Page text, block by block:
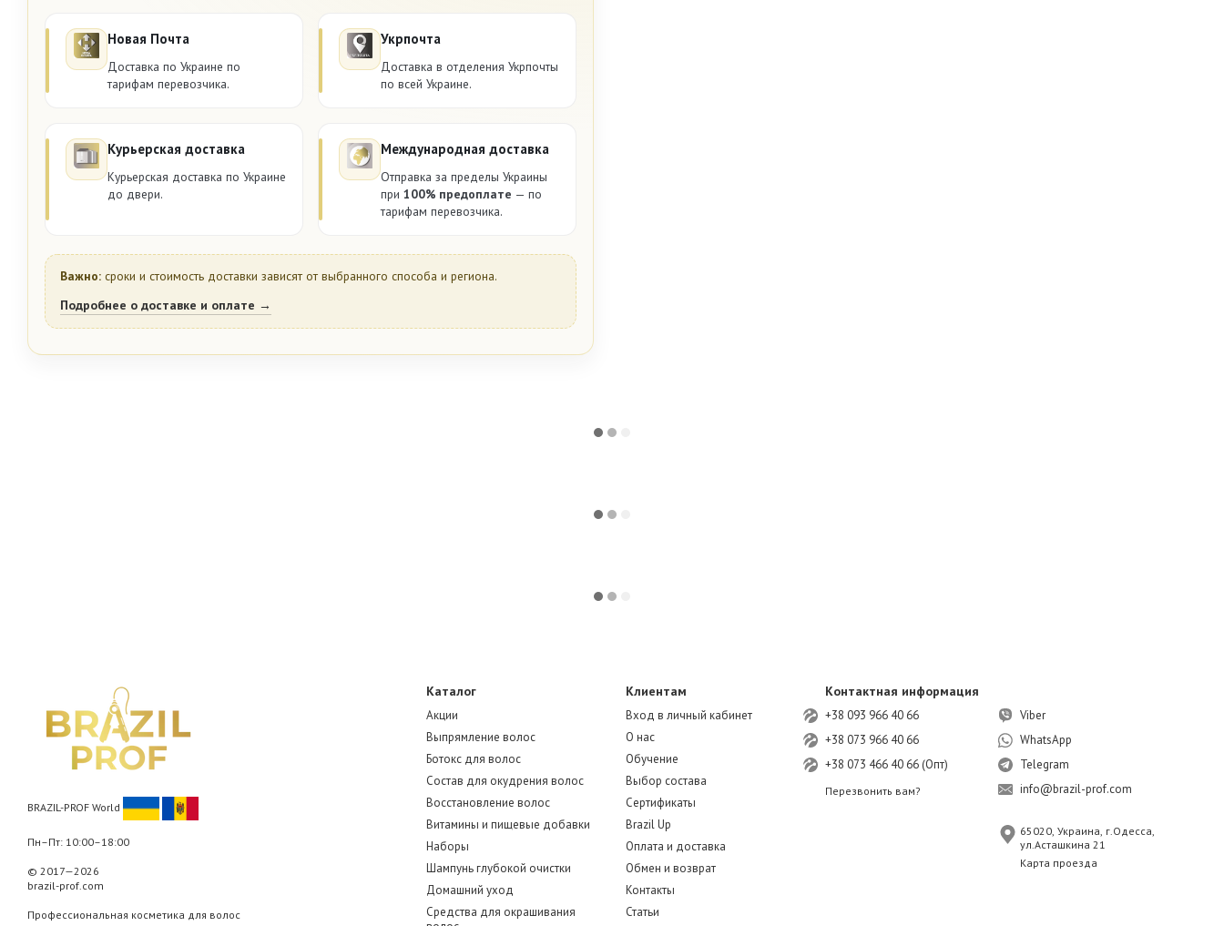
Новая Почта
Доставка по Украине по
тарифам перевозчика.
Укрпочта
Доставка в отделения Укрпочты
по всей Украине.
Курьерская доставка
Курьерская доставка по Украине
до двери.
Международная доставка
Отправка за пределы Украины
при 100% предоплате — по
тарифам перевозчика.
Важно: сроки и стоимость доставки зависят от выбранного способа и региона.
Подробнее о доставке и оплате →
BRAZIL-PROF World
Пн–Пт: 10:00–18:00
© 2017—2026
brazil-prof.com
Профессиональная косметика для волос
Каталог
Акции
Выпрямление волос
Ботокс для волос
Состав для окудрения волос
Восстановление волос
Витамины и пищевые добавки
Наборы
Шампунь глубокой очистки
Домашний уход
Средства для окрашивания
Клиентам
Вход в личный кабинет
О нас
Обучение
Выбор состава
Сертификаты
Brazil Up
Оплата и доставка
Обмен и возврат
Контакты
Статьи
Контактная информация
+38 093 966 40 66
+38 073 966 40 66
+38 073 466 40 66 (Опт)
Перезвонить вам?
Viber
WhatsApp
Telegram
info@brazil-prof.com
65020, Украина, г.Одесса,
ул.Асташкина 21
Карта проезда